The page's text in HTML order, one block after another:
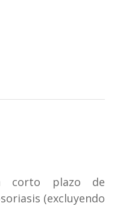
corto plazo de
(excluyendo